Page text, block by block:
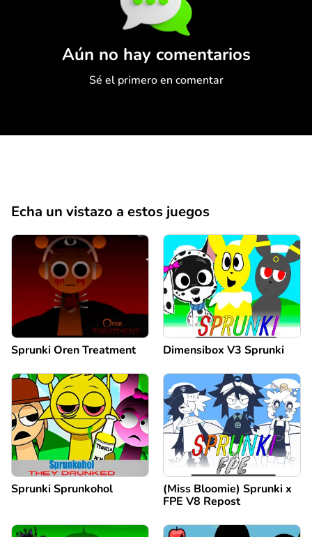
Aún no hay comentarios
Sé el primero en comentar
Echa un vistazo a estos juegos
Sprunki Oren Treatment Dimensibox V3 Sprunki
Sprunki Sprunkohol
(Miss Bloomie) Sprunki x
FPE V8 Repost